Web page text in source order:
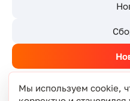
Мы используем cookie,